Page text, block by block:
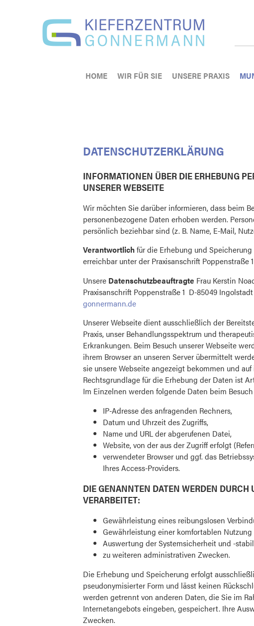
HOME WIR FÜR SIE UNSERE PRAXIS
DATENSCHUTZERKLÄRUNG
INFORMATIONEN ÜBER DIE ERHEBUNG
UNSERER WEBSEITE
Wir möchten Sie darüber informieren, dass beim
personenbezogene Daten erhoben werden.
persönlich beziehbar sind (z. B. Name, E-Mail,
Verantwortlich für die Erhebung und
erreichbar unter der Praxisanschrift Poppenstraße
Unsere Datenschutzbeauftragte Frau Kerstin
Praxisanschrift Poppenstraße 1 D-85049
gonnermann.de
Unserer Webseite dient ausschließlich der
Praxis, unser Behandlungsspektrum und
Erkrankungen. Beim Besuch unserer Webseite
ihrem Browser an unseren Server übermittelt
sie unsere Webseite angezeigt bekommen und
Rechtsgrundlage für die Erhebung der Daten ist
Im Einzelnen werden folgende Daten beim
IP-Adresse des anfragenden Rechners,
Datum und Uhrzeit des Zugriffs,
Name und URL der abgerufenen Datei,
Website, von der aus der Zugriff erfolgt
verwendeter Browser und ggf. das
Ihres Access-Providers.
DIE GENANNTEN DATEN WERDEN
VERARBEITET:
Gewährleistung eines reibungslosen
Gewährleistung einer komfortablen Nutzung
Auswertung der Systemsicherheit und -
zu weiteren administrativen Zwecken.
Die Erhebung und Speicherung erfolgt
pseudonymisierter Form und lässt keinen
werden getrennt von anderen Daten, die Sie im
Internetangebots eingeben, gespeichert. Ihre
Zwecken.